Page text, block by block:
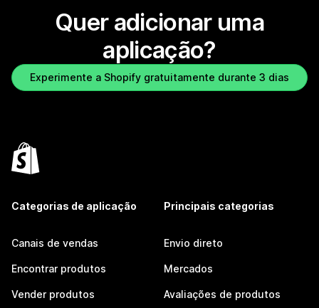
Quer adicionar uma
aplicação?
Experimente a Shopify gratuitamente durante 3 dias
Categorias de aplicação
Canais de vendas
Encontrar produtos
Vender produtos
Principais categorias
Envio direto
Mercados
Avaliações de produtos